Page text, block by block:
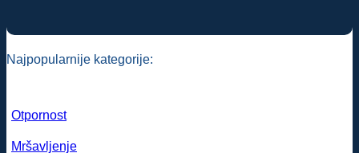
Najpopularnije kategorije:
Otpornost
Mršavljenje